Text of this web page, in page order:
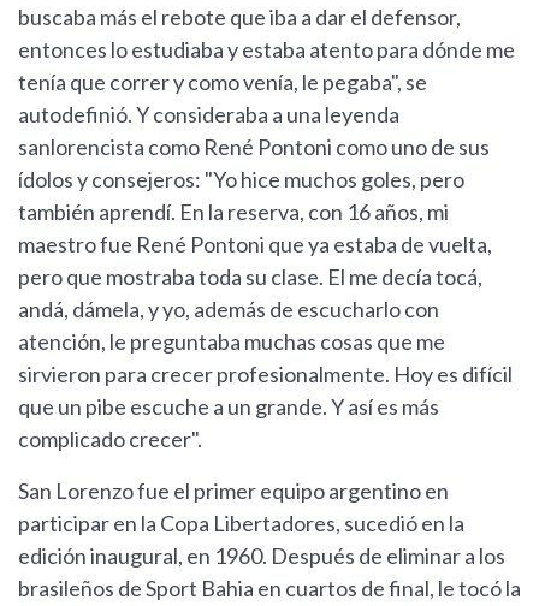
buscaba más el rebote que iba a dar el defensor,
entonces lo estudiaba y estaba atento para dónde me
tenía que correr y como venía, le pegaba", se
autodefinió. Y consideraba a una leyenda
sanlorencista como René Pontoni como uno de sus
ídolos y consejeros: "Yo hice muchos goles, pero
también aprendí. En la reserva, con 16 años, mi
maestro fue René Pontoni que ya estaba de vuelta,
pero que mostraba toda su clase. El me decía tocá,
andá, dámela, y yo, además de escucharlo con
atención, le preguntaba muchas cosas que me
sirvieron para crecer profesionalmente. Hoy es difícil
que un pibe escuche a un grande. Y así es más
complicado crecer".
San Lorenzo fue el primer equipo argentino en
participar en la Copa Libertadores, sucedió en la
edición inaugural, en 1960. Después de eliminar a los
brasileños de Sport Bahia en cuartos de final, le tocó la